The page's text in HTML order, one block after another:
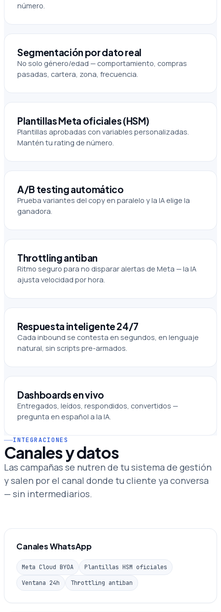
número.
Segmentación por dato real
No solo género/edad — comportamiento, compras
pasadas, cartera, zona, frecuencia.
Plantillas Meta oficiales (HSM)
Plantillas aprobadas con variables personalizadas.
Mantén tu rating de número.
A/B testing automático
Prueba variantes del copy en paralelo y la IA elige la
ganadora.
Throttling antiban
Ritmo seguro para no disparar alertas de Meta — la IA
ajusta velocidad por hora.
Respuesta inteligente 24/7
Cada inbound se contesta en segundos, en lenguaje
natural, sin scripts pre-armados.
Dashboards en vivo
Entregados, leídos, respondidos, convertidos —
pregunta en español a la IA.
INTEGRACIONES
Canales y datos
Las campañas se nutren de tu sistema de gestión
y salen por el canal donde tu cliente ya conversa
— sin intermediarios.
Canales WhatsApp
Meta Cloud BYOA
Plantillas HSM oficiales
Ventana 24h
Throttling antiban